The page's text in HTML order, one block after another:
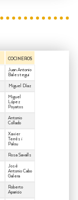
COCINEROS
Juan Antonio
Balestegui
Miguel Díaz
Miguel
López
Poyatos
Antonio
Collado
Xavier
Terrés i
Palou
Rosa Savalls
José
Antonio Cabo
Galera
Roberto
Aparicio